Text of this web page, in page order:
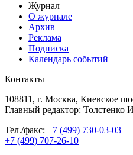
Журнал
О журнале
Архив
Реклама
Подписка
Календарь событий
Контакты
108811, г. Москва, Киевское
Главный редактор: Толстенко
Тел./факс: +7 (499) 730-03-03
+7 (499) 707-26-10